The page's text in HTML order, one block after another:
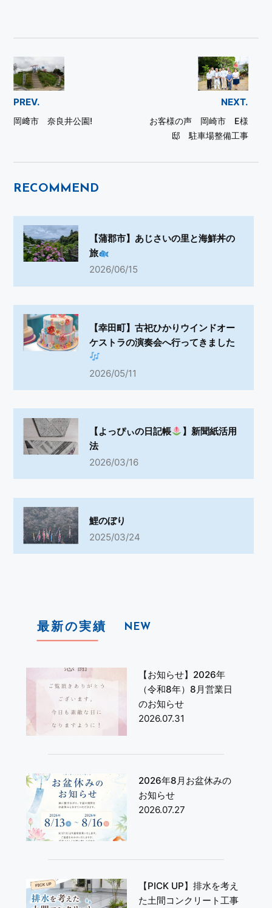
PREV.
岡﨑市 奈良井公園!
NEXT.
お客様の声 岡崎市 E様
邸 駐車場整備工事
RECOMMEND
【蒲郡市】あじさいの里と海鮮丼の
旅
2026/06/15
【幸田町】古祀ひかりウインドオー
ケストラの演奏会へ行ってきました
2026/05/11
【よっぴぃの日記帳
】新聞紙活用
法
2026/03/16
鯉のぼり
2025/03/24
最新の実績 NEW
【お知らせ】2026年
（令和8年）8月営業日
のお知らせ
2026.07.31
2026年8月お盆休みの
お知らせ
2026.07.27
【PICK UP】排水を考え
た土間コンクリート工事